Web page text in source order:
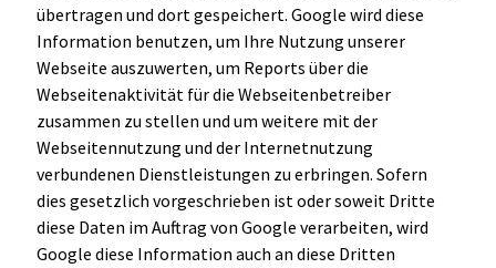
übertragen und dort gespeichert. Google wird diese
Information benutzen, um Ihre Nutzung unserer
Webseite auszuwerten, um Reports über die
Webseitenaktivität für die Webseitenbetreiber
zusammen zu stellen und um weitere mit der
Webseitennutzung und der Internetnutzung
verbundenen Dienstleistungen zu erbringen. Sofern
dies gesetzlich vorgeschrieben ist oder soweit Dritte
diese Daten im Auftrag von Google verarbeiten, wird
Google diese Information auch an diese Dritten